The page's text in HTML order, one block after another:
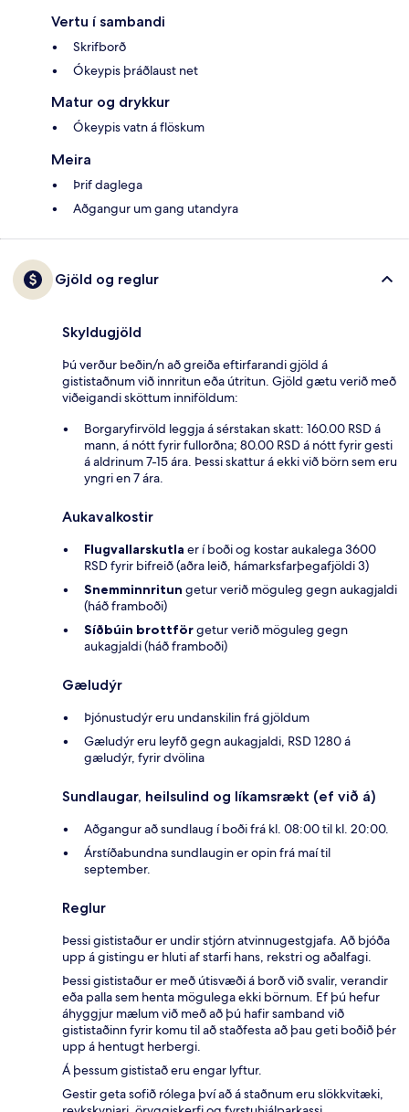
Vertu í sambandi
Skrifborð
Ókeypis þráðlaust net
Matur og drykkur
Ókeypis vatn á flöskum
Meira
Þrif daglega
Aðgangur um gang utandyra
Gjöld og reglur
Skyldugjöld
Þú verður beðin/n að greiða eftirfarandi gjöld á
gististaðnum við innritun eða útritun. Gjöld gætu verið með
viðeigandi sköttum inniföldum:
Borgaryfirvöld leggja á sérstakan skatt: 160.00 RSD á
mann, á nótt fyrir fullorðna; 80.00 RSD á nótt fyrir gesti
á aldrinum 7-15 ára. Þessi skattur á ekki við börn sem eru
yngri en 7 ára.
Aukavalkostir
Flugvallarskutla er í boði og kostar aukalega 3600
RSD fyrir bifreið (aðra leið, hámarksfarþegafjöldi 3)
Snemminnritun getur verið möguleg gegn aukagjaldi
(háð framboði)
Síðbúin brottförgetur verið möguleg gegn
aukagjaldi (háð framboði)
Gæludýr
Þjónustudýr eru undanskilin frá gjöldum
Gæludýr eru leyfð gegn aukagjaldi, RSD 1280 á
gæludýr, fyrir dvölina
Sundlaugar, heilsulind og líkamsrækt (ef við á)
Aðgangur að sundlaug í boði frá kl. 08:00 til kl. 20:00.
Árstíðabundna sundlaugin er opin frá maí til
september.
Reglur
Þessi gististaður er undir stjórn atvinnugestgjafa. Að bjóða
upp á gistingu er hluti af starfi hans, rekstri og aðalfagi.
Þessi gististaður er með útisvæði á borð við svalir, verandir
eða palla sem henta mögulega ekki börnum. Ef þú hefur
áhyggjur mælum við með að þú hafir samband við
gististaðinn fyrir komu til að staðfesta að þau geti boðið þér
upp á hentugt herbergi.
Á þessum gististað eru engar lyftur.
Gestir geta sofið rólega því að á staðnum eru slökkvitæki,